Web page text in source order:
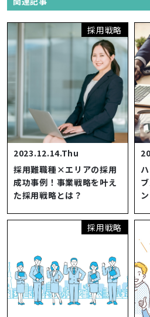
採用戦略
2023.12.14.Thu
採用難職種×エリアの採用
成功事例！事業戦略を叶え
た採用戦略とは？
採用戦略